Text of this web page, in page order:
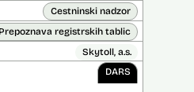
Cestninski nadzor
Prepoznava registrskih tablic
Skytoll, a.s.
DARS